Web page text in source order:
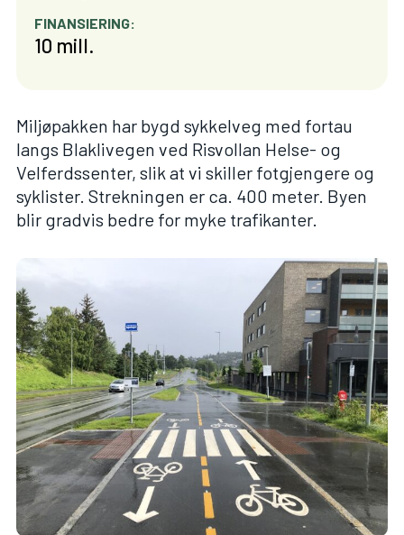
FINANSIERING:
10 mill.
Miljøpakken har bygd sykkelveg med fortau
langs Blaklivegen ved Risvollan Helse- og
Velferdssenter, slik at vi skiller fotgjengere og
syklister. Strekningen er ca. 400 meter. Byen
blir gradvis bedre for myke trafikanter.